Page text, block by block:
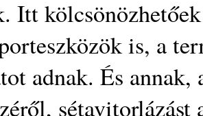
Itt
is, a
adnak. És
sétavitorlázást